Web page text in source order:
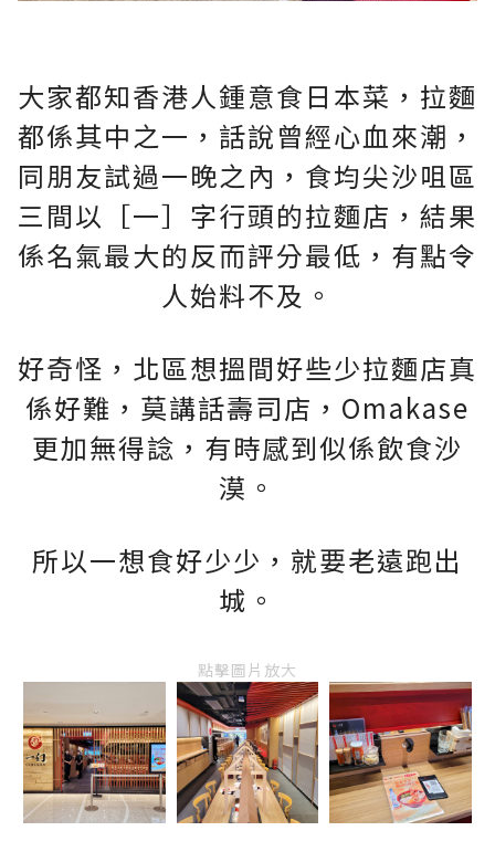
大家都知香港人鍾意食日本菜，拉麵
都係其中之一，話說曾經心血來潮，
同朋友試過一晚之內，食均尖沙咀區
三間以［一］字行頭的拉麵店，結果
係名氣最大的反而評分最低，有點令
人始料不及。
好奇怪，北區想搵間好些少拉麵店真
係好難，莫講話壽司店，Omakase
更加無得諗，有時感到似係飲食沙
漠。
所以一想食好少少，就要老遠跑出
城。
點擊圖片放大